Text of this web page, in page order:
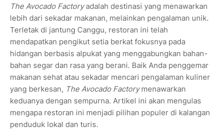
The Avocado Factoryadalah destinasi yang menawarkan
lebih dari sekadar makanan, melainkan pengalaman unik.
Terletak di jantung Canggu, restoran ini telah
mendapatkan pengikut setia berkat fokusnya pada
hidangan berbasis alpukat yang menggabungkan bahan-
bahan segar dan rasa yang berani. Baik Anda penggemar
makanan sehat atau sekadar mencari pengalaman kuliner
yang berkesan, The Avocado Factorymenawarkan
keduanya dengan sempurna. Artikel ini akan mengulas
mengapa restoran ini menjadi pilihan populer di kalangan
penduduk lokal dan turis.